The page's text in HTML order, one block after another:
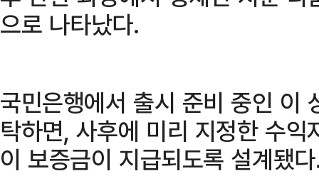
으로 나타났다.
국민은행에서 출시 준비 중인 이
탁하면, 사후에 미리 지정한 수
이 보증금이 지급되도록 설계됐